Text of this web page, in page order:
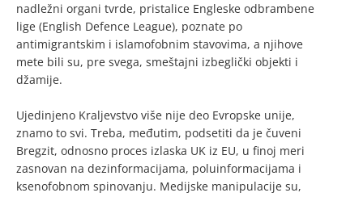
nadležni organi tvrde, pristalice Engleske odbrambene
lige (English Defence League), poznate po
antimigrantskim i islamofobnim stavovima, a njihove
mete bili su, pre svega, smeštajni izbeglički objekti i
džamije.
Ujedinjeno Kraljevstvo više nije deo Evropske unije,
znamo to svi. Treba, međutim, podsetiti da je čuveni
Bregzit, odnosno proces izlaska UK iz EU, u finoj meri
zasnovan na dezinformacijama, poluinformacijama i
ksenofobnom spinovanju. Medijske manipulacije su,